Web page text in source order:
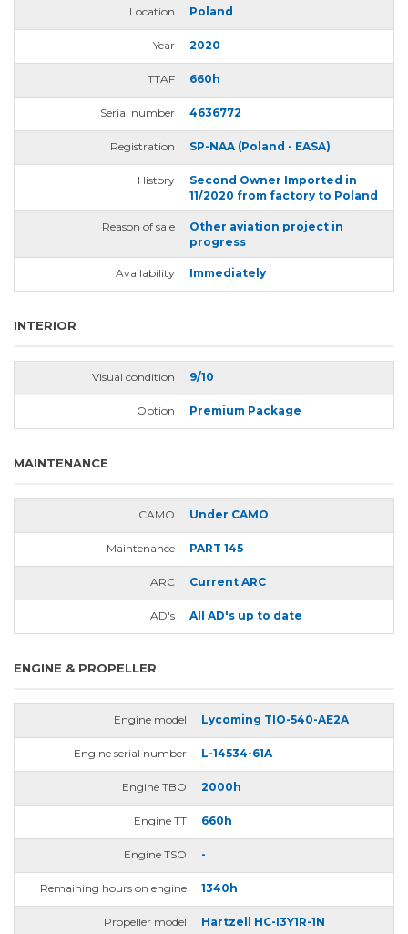
Location Poland
Year 2020
TTAF 660h
Serial number 4636772
Registration SP-NAA (Poland - EASA)
History
Second Owner Imported in
11/2020 from factory to Poland
Reason of sale
Other aviation project in
progress
Availability Immediately
INTERIOR
Visual condition 9/10
Option Premium Package
MAINTENANCE
CAMO Under CAMO
Maintenance PART 145
ARC Current ARC
AD's All AD's up to date
ENGINE & PROPELLER
Engine model Lycoming TIO-540-AE2A
Engine serial number L-14534-61A
Engine TBO 2000h
Engine TT 660h
Engine TSO -
Remaining hours on engine 1340h
Propeller model Hartzell HC-I3Y1R-1N